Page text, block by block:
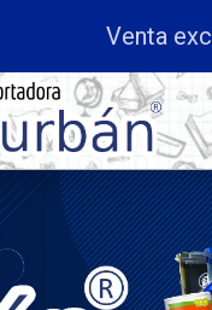
y Comerciantes